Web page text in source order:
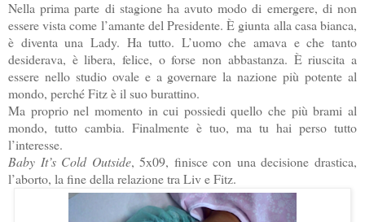
Nella prima parte di stagione ha avuto modo di emergere, di non
essere vista come l’amante del Presidente. È giunta alla casa bianca,
è diventa una Lady. Ha tutto. L’uomo che amava e che tanto
desiderava, è libera, felice, o forse non abbastanza. È riuscita a
essere nello studio ovale e a governare la nazione più potente al
mondo, perché Fitz è il suo burattino.
Ma proprio nel momento in cui possiedi quello che più brami al
mondo, tutto cambia. Finalmente è tuo, ma tu hai perso tutto
l’interesse.
Baby It’s Cold Outside, 5x09, finisce con una decisione drastica,
l’aborto, la fine della relazione tra Liv e Fitz.